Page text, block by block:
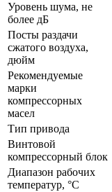
Уровень шума, не
более дБ
Посты раздачи
сжатого воздуха,
дюйм
Рекомендуемые
марки
компрессорных
масел
Тип привода
Винтовой
компрессорный блок
Диапазон рабочих
температур, °С